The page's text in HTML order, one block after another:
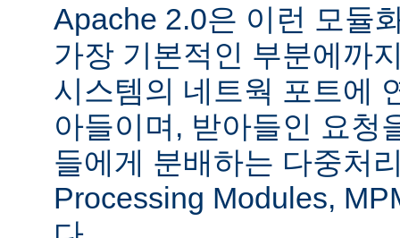
Apache 2.0은 이런 모듈
가장 기본적인 부분에까
시스템의 네트웍 포트에
아들이며, 받아들인 요청
들에게 분배하는 다중처
Processing Modules,